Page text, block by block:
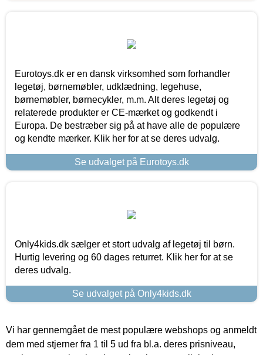
Eurotoys.dk er en dansk virksomhed som forhandler
legetøj, børnemøbler, udklædning, legehuse,
børnemøbler, børnecykler, m.m. Alt deres legetøj og
relaterede produkter er CE-mærket og godkendt i
Europa. De bestræber sig på at have alle de populære
og kendte mærker. Klik her for at se deres udvalg.
Se udvalget på Eurotoys.dk
Only4kids.dk sælger et stort udvalg af legetøj til børn.
Hurtig levering og 60 dages returret. Klik her for at se
deres udvalg.
Se udvalget på Only4kids.dk
Vi har gennemgået de mest populære webshops og anmeldt
dem med stjerner fra 1 til 5 ud fra bl.a. deres prisniveau,